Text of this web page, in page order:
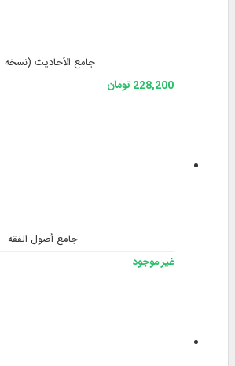
جامع الأحادیث (نسخه 4)
228,200 تومان
جامع أصول الفقه
غير موجود